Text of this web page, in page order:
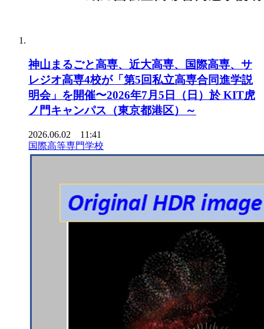
神山まるごと高専、近大高専、国際高専、サ
レジオ高専4校が「第5回私立高専合同進学説
明会」を開催〜2026年7月5日（日）於 KIT虎
ノ門キャンパス（東京都港区）～
2026.06.02 11:41
国際高等専門学校